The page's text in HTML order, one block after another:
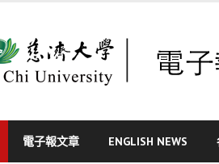
電子報文章 ENGLISH NEWS